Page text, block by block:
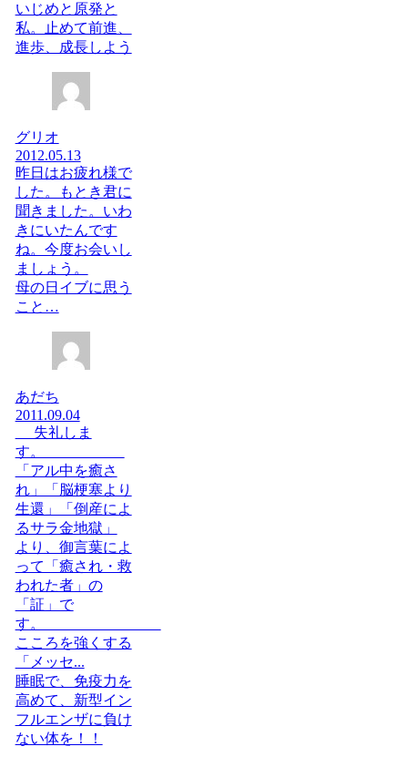
いじめと原発と
私。止めて前進、
進歩、成長しよう
グリオ
2012.05.13
昨日はお疲れ様で
した。もとき君に
聞きました。いわ
きにいたんです
ね。今度お会いし
ましょう。
母の日イブに思う
こと…
あだち
2011.09.04
失礼しま
す。
「アル中を癒さ
れ」「脳梗塞より
生還」「倒産によ
るサラ金地獄」
より、御言葉によ
って「癒され・救
われた者」の
「証」で
す。
こころを強くする
「メッセ...
睡眠で、免疫力を
高めて、新型イン
フルエンザに負け
ない体を！！